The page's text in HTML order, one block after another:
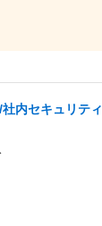
内セキュリティ